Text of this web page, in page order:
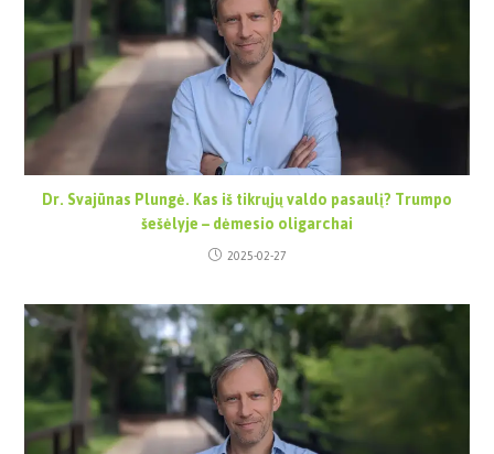
Dr. Svajūnas Plungė. Kas iš tikrųjų valdo pasaulį? Trumpo
šešėlyje – dėmesio oligarchai
2025-02-27